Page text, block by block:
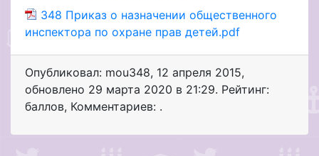
348 Приказ о назначении общественного
инспектора по охране прав детей.pdf
Опубликовал: mou348, 12 апреля 2015,
обновлено 29 марта 2020 в 21:29. Рейтинг:
баллов, Комментариев: .